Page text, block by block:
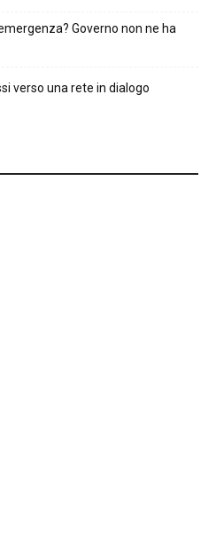
Governo non ne ha
verso una rete in dialogo